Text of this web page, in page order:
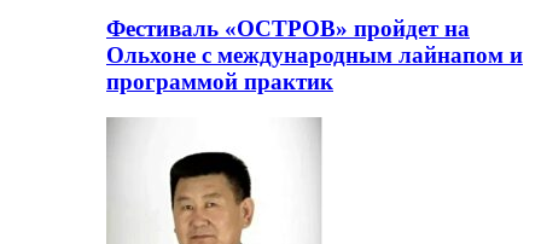
Фестиваль «ОСТРОВ» пройдет на
Ольхоне с международным лайнапом и
программой практик